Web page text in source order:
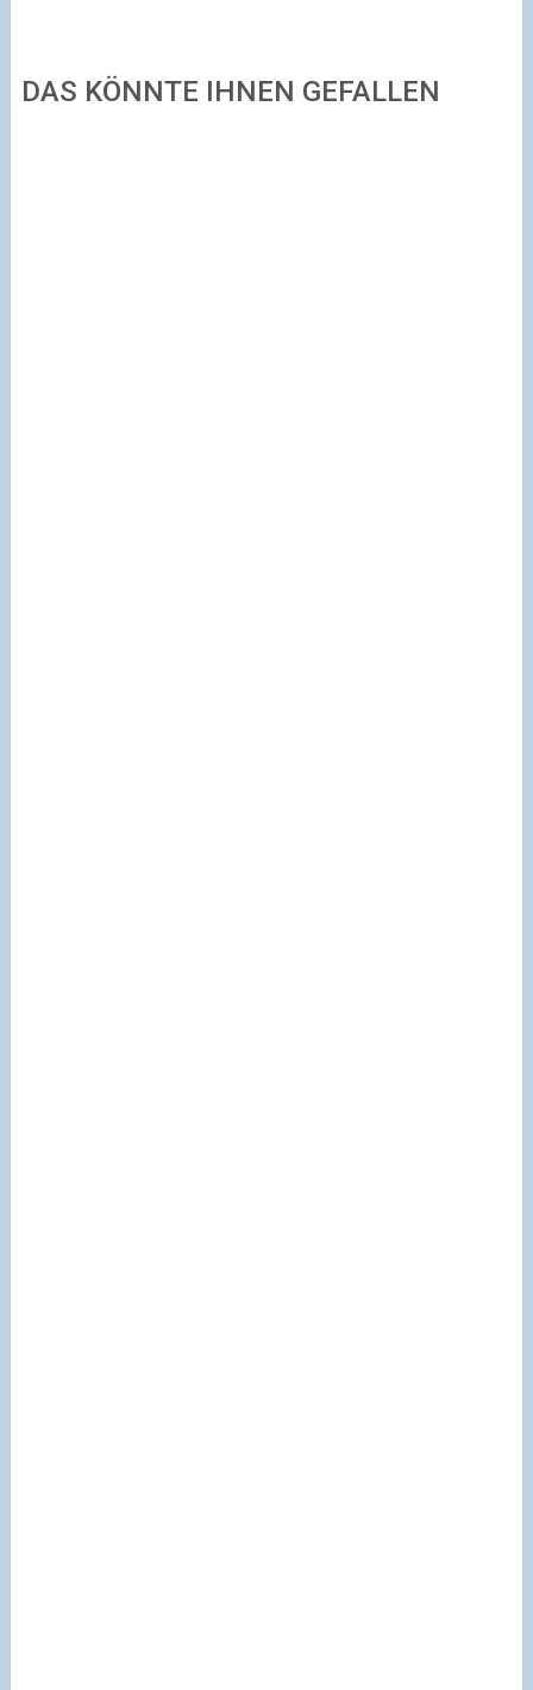
DAS KÖNNTE IHNEN GEFALLEN